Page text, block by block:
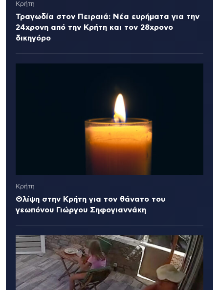
Κρήτη
Τραγωδία στον Πειραιά: Νέα ευρήματα για την
24χρονη από την Κρήτη και τον 28χρονο
δικηγόρο
Κρήτη
Θλίψη στην Κρήτη για τον θάνατο του
γεωπόνου Γιώργου Σηφογιαννάκη